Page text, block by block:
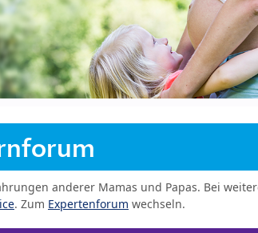
anderer Mamas und Papas. Bei
. Zum Expertenforum wechseln.